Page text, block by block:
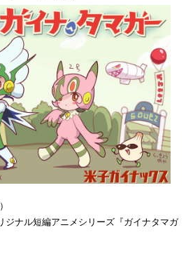
ジナル短編アニメシリーズ『ガイナタマガ